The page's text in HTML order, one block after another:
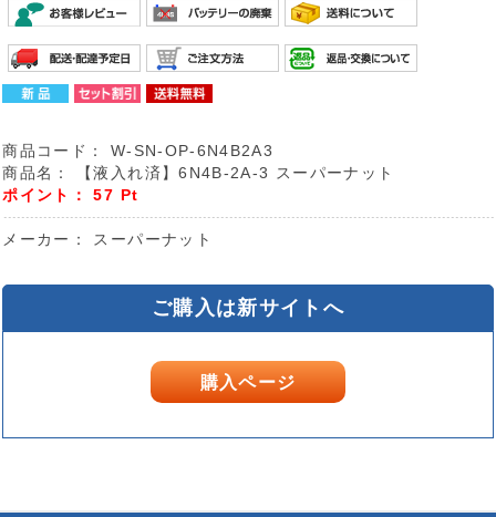
商品コード：
W-SN-OP-6N4B2A3
商品名：
【液入れ済】6N4B-2A-3 スーパーナット
ポイント：57 Pt
メーカー： スーパーナット
ご購入は新サイトへ
購入ページ